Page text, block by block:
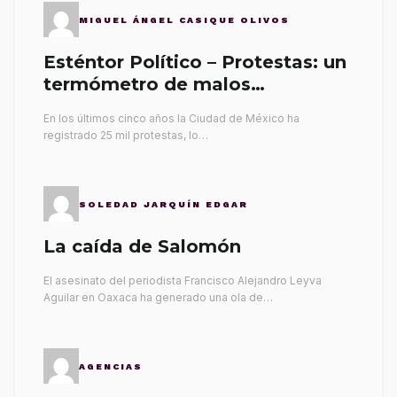
MIGUEL ÁNGEL CASIQUE OLIVOS
Esténtor Político – Protestas: un
termómetro de malos
En los últimos cinco años la Ciudad de México ha
registrado 25 mil protestas, lo…
SOLEDAD JARQUÍN EDGAR
La caída de Salomón
El asesinato del periodista Francisco Alejandro Leyva
Aguilar en Oaxaca ha generado una ola de…
AGENCIAS